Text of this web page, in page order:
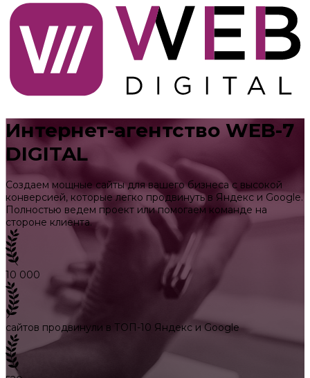
Интернет-агентство WEB-7
DIGITAL
Создаем мощные сайты для вашего бизнеса с высокой
конверсией, которые легко продвинуть в Яндекс и Google.
Полностью ведем проект или помогаем команде на
стороне клиента.
10 000
сайтов продвинули в ТОП-10 Яндекс и Google